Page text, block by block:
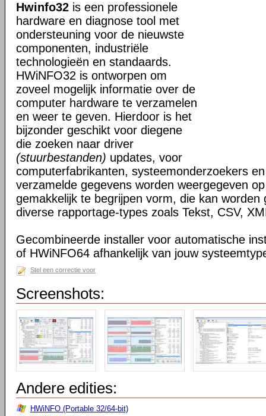
Hwinfo32 is een professionele
hardware en diagnose tool met
ondersteuning voor de nieuwste
componenten, industriële
technologieën en standaards.
HWiNFO32 is ontworpen om
zoveel mogelijk informatie over de
computer hardware te verzamelen
en weer te geven. Hierdoor is het
bijzonder geschikt voor diegene
die zoeken naar driver
(stuurbestanden) updates, voor
computerfabrikanten, systeemonderzoekers
verzamelde gegevens worden weergegeven
gemakkelijk te begrijpen vorm, die kan worden
diverse rapportage-types zoals Tekst, CSV,
Gecombineerde installer voor automatische
of HWiNFO64 afhankelijk van jouw
Stel een correctie voor
Screenshots:
Andere edities:
HWiNFO (Portable 32/64-bit)